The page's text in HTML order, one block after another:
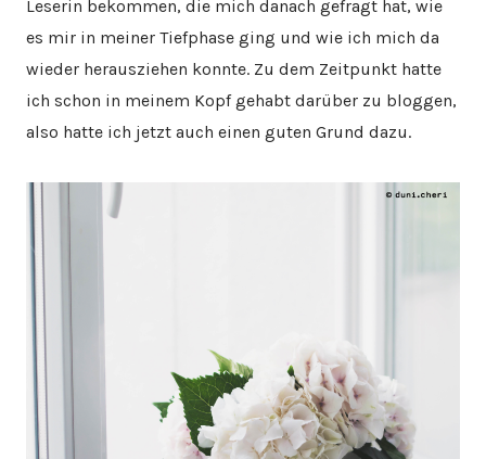
Leserin bekommen, die mich danach gefragt hat, wie
es mir in meiner Tiefphase ging und wie ich mich da
wieder herausziehen konnte. Zu dem Zeitpunkt hatte
ich schon in meinem Kopf gehabt darüber zu bloggen,
also hatte ich jetzt auch einen guten Grund dazu.